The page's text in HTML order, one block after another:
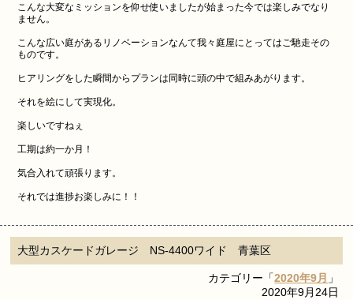
こんな大変なミッションを仰せ使いましたが始まった今では楽しみでなり
ません。
こんな広い庭があるリノベーションなんて我々庭屋にとってはご馳走その
ものです。
ヒアリングをした瞬間からプランは同時に頭の中で組みあがります。
それを絵にして実現化。
楽しいですねぇ
工期は約一か月！
気合入れて頑張ります。
それでは進捗お楽しみに！！
大型カスケードガレージ NS-4400ワイド 青葉区
カテゴリー「2020年9月 」
2020年9月24日